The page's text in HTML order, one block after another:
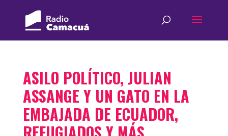
ASILO POLÍTICO, JULIAN
ASSANGE Y UN GATO EN LA
EMBAJADA DE ECUADOR,